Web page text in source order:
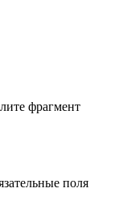
фрагмент
поля